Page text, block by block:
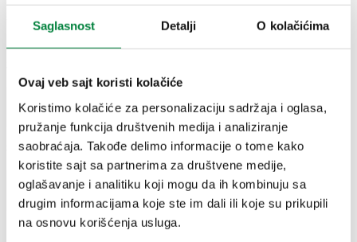
Saglasnost Detalji O kolačićima
Ovaj veb sajt koristi kolačiće
Koristimo kolačiće za personalizaciju sadržaja i oglasa,
pružanje funkcija društvenih medija i analiziranje
saobraćaja. Takođe delimo informacije o tome kako
koristite sajt sa partnerima za društvene medije,
oglašavanje i analitiku koji mogu da ih kombinuju sa
drugim informacijama koje ste im dali ili koje su prikupili
na osnovu korišćenja usluga.
DWG DXF PDF
3D modeli
IGS STP